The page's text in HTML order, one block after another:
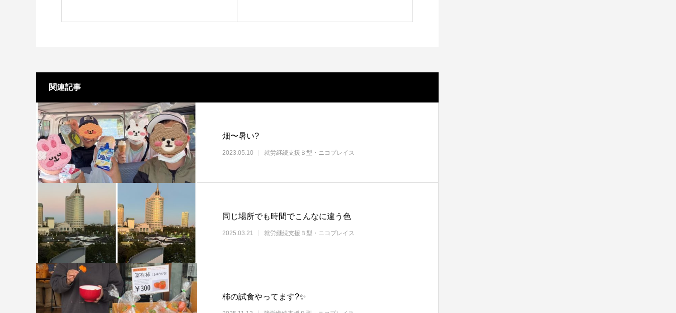
関連記事
畑〜暑い?
2023.05.10 就労継続支援Ｂ型・ニコプレイス
同じ場所でも時間でこんなに違う色
2025.03.21 就労継続支援Ｂ型・ニコプレイス
柿の試食やってます?️✨